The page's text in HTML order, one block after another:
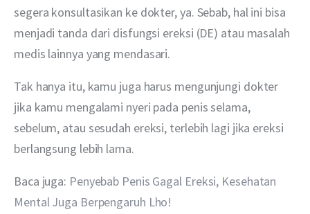
segera konsultasikan ke dokter, ya. Sebab, hal ini bisa
menjadi tanda dari disfungsi ereksi (DE) atau masalah
medis lainnya yang mendasari.
Tak hanya itu, kamu juga harus mengunjungi dokter
jika kamu mengalami nyeri pada penis selama,
sebelum, atau sesudah ereksi, terlebih lagi jika ereksi
berlangsung lebih lama.
Baca juga: Penyebab Penis Gagal Ereksi, Kesehatan
Mental Juga Berpengaruh Lho!